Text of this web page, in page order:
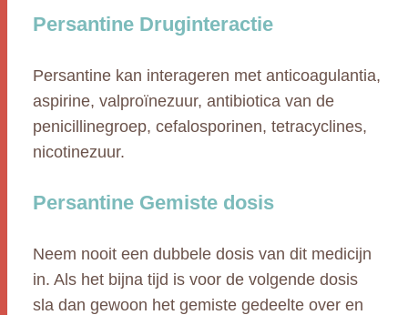
Persantine Druginteractie
Persantine kan interageren met anticoagulantia,
aspirine, valproïnezuur, antibiotica van de
penicillinegroep, cefalosporinen, tetracyclines,
nicotinezuur.
Persantine Gemiste dosis
Neem nooit een dubbele dosis van dit medicijn
in. Als het bijna tijd is voor de volgende dosis
sla dan gewoon het gemiste gedeelte over en